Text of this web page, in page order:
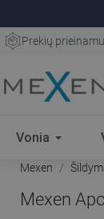
Prekių
Vonia
Mexen
Mexen